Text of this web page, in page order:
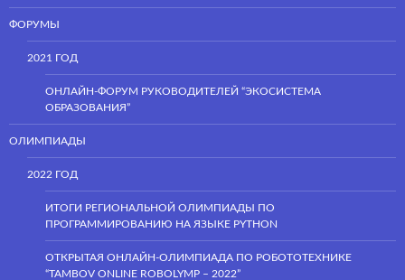
ФОРУМЫ
2021 ГОД
ОНЛАЙН-ФОРУМ РУКОВОДИТЕЛЕЙ “ЭКОСИСТЕМА
ОБРАЗОВАНИЯ”
ОЛИМПИАДЫ
2022 ГОД
ИТОГИ РЕГИОНАЛЬНОЙ ОЛИМПИАДЫ ПО
ПРОГРАММИРОВАНИЮ НА ЯЗЫКЕ PYTHON
ОТКРЫТАЯ ОНЛАЙН-ОЛИМПИАДА ПО РОБОТОТЕХНИКЕ
“TAMBOV ONLINE ROBOLYMP – 2022”